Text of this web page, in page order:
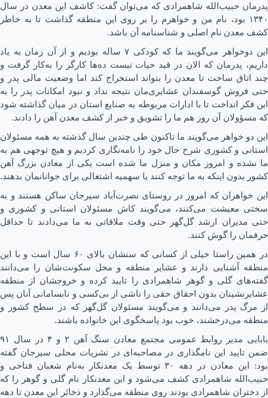
پدرمان حبیب‌الله شاهمرادی که می‌توان گفت: کاشف این معدن در سال
۱۳۴۰ بود، نام من و خواهرم را بر روی این منطقه گذاشت تا به خاطر
کشف معدن نام اصلی و شناسنامه آن باشد.
این دوخواهر می‌گویند ما که کودکی ۷ ساله بودیم و از آن زمان به یاد
داریم، پدرمان که الان در قید حیات نیست ده‌ها کارگر را به‌کار گرفت و
چند اتاق ساخت تا معدن را بتواند استخراج کند اما وضعیت مالی پدر و
حتی فروش گوسفندان عشایری‌مان نتیجه نداد و نبود امکانات پدر را به
این فکر انداخت تا با ادارات مربوطه به صنایع استان در میان گذاشته شود
که مسؤولان آن روز هم ما را تشویق و خبر از کشف معدن آهن را دادند.
این دو خواهر می‌گویند ما تاکنون طی چندین سال گذشته به همه مسئولان
استانی و کشوری شرح حال خود را نامه‌نگاری کردیم و هیچ توجهی هم به
ما نشده و امروز مکان و منزل ما شده است یکی از معادن بزرگ آهن
کشور بدون اینکه به ما توجه کنند یا سهمیه اشتغالی برای جوانانمان بدهند.
این خواهران که امروز در روستای نصرت‌آباد سیرجان ساکن هستند و به
سختی معیشت می‌کنند، می‌گویند کاش مسئولان استانی و کشوری و
حتی مدیران ارشد گل‌گهر حتی وقت ملاقاتی به ما می‌دادند تا حداقل
حرفمان را گوش کنند.
در همین راستا خیلی از کسانی که سنشان بالای ۶۰ سال است و با این
منطقه آشنایی دارند و عشایر منطقه و محل سکونت‌شان را می‌دانند
گفته‌های گلی و گوهر شاهمرادی را تایید کرده و خروجشان از منطقه
عشایرنشینان بدون احقاق حقی را ناشی از بی‌کسی و نابسامانی آنان پس
از مرگ پدر می‌دانند و می‌گویند مسئولان گل‌گهر که در سطح کشور و
منطقه می‌درخشند، خوب بود پاسخگوی این خانواده باشند.
بابایی مدیر روابط عمومی مجتمع معادن سنگ آهن ۲ و ۴ در سال ۹۱
ضمن تایید این نامگذاری در مصاحبه‌ای در نشریات محلی سیرجان گفته
بود: این معادن در دهه ۳۰ توسط یک معدنکار به‌نام شعبان فتاحی و
حبیب‌الله شاهمرادی کشف می‌شود و این معدنکار نام گلی و گوهر را که
از دختران شاهمرادی بودند روی منطقه می‌گذارد و ذخائر این معدن تا دهه